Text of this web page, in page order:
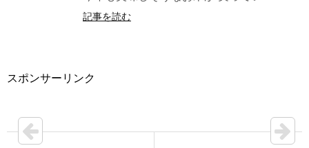
記事を読む
スポンサーリンク